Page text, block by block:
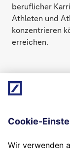
beruflicher
Athleten und
konzentrieren
erreichen.
24/